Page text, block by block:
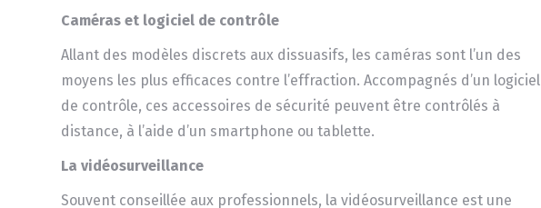
Caméras et logiciel de contrôle
Allant des modèles discrets aux dissuasifs, les caméras sont l’un des
moyens les plus efficaces contre l’effraction. Accompagnés d’un logiciel
de contrôle, ces accessoires de sécurité peuvent être contrôlés à
distance, à l’aide d’un smartphone ou tablette.
La vidéosurveillance
Souvent conseillée aux professionnels, la vidéosurveillance est une